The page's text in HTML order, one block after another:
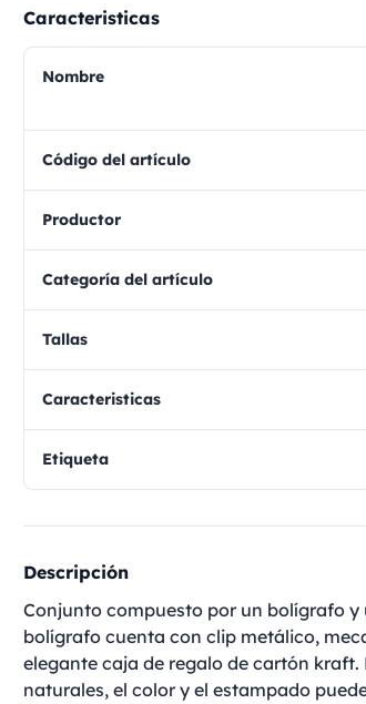
Caracteristicas
Nombre
Código del artículo
Productor
Categoría del artículo
Tallas
Caracteristicas
Etiqueta
Descripción
Conjunto compuesto por un bolígrafo
bolígrafo cuenta con clip metálico,
elegante caja de regalo de cartón
naturales, el color y el estampado